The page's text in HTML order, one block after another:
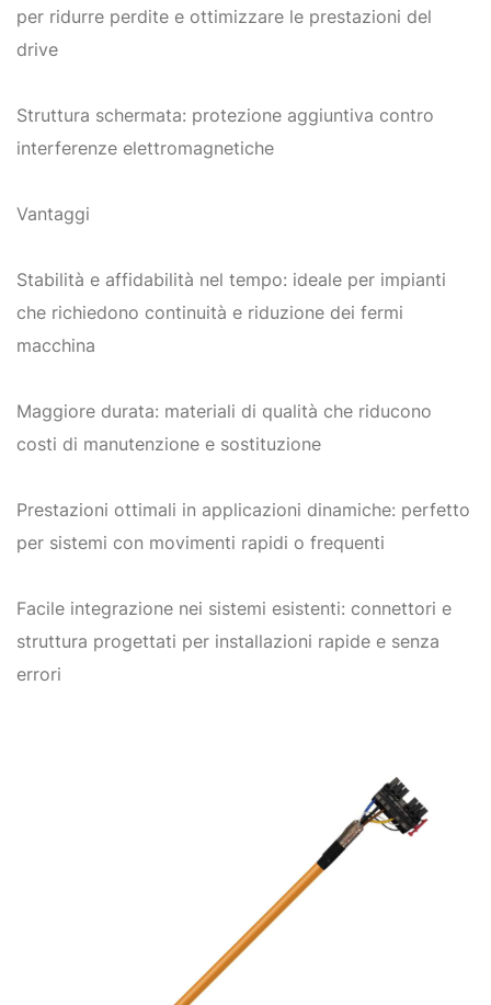
per ridurre perdite e ottimizzare le prestazioni del
drive
Struttura schermata: protezione aggiuntiva contro
interferenze elettromagnetiche
Vantaggi
Stabilità e affidabilità nel tempo: ideale per impianti
che richiedono continuità e riduzione dei fermi
macchina
Maggiore durata: materiali di qualità che riducono
costi di manutenzione e sostituzione
Prestazioni ottimali in applicazioni dinamiche: perfetto
per sistemi con movimenti rapidi o frequenti
Facile integrazione nei sistemi esistenti: connettori e
struttura progettati per installazioni rapide e senza
errori